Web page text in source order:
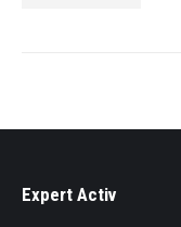
Expert Activ